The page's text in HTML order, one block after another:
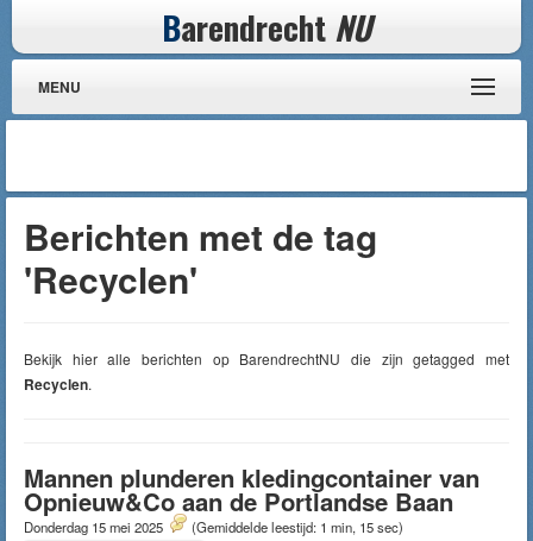
Barendrecht NU
MENU
Berichten met de tag
'Recyclen'
Bekijk hier alle berichten op BarendrechtNU die zijn getagged met
Recyclen.
Mannen plunderen kledingcontainer van
Opnieuw&Co aan de Portlandse Baan
Donderdag 15 mei 2025 (Gemiddelde leestijd: 1 min, 15 sec)